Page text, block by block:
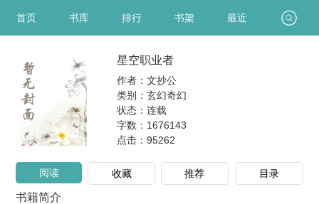
首页 书库 排行 书架 最近
星空职业者
作者：文抄公
类别：玄幻奇幻
状态：连载
字数：1676143
点击： 95262
阅读 收藏 推荐 目录
书籍简介